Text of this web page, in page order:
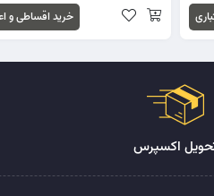
خرید اقساطی و
اکسپرس